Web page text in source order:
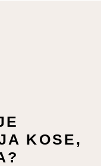
KOSE,